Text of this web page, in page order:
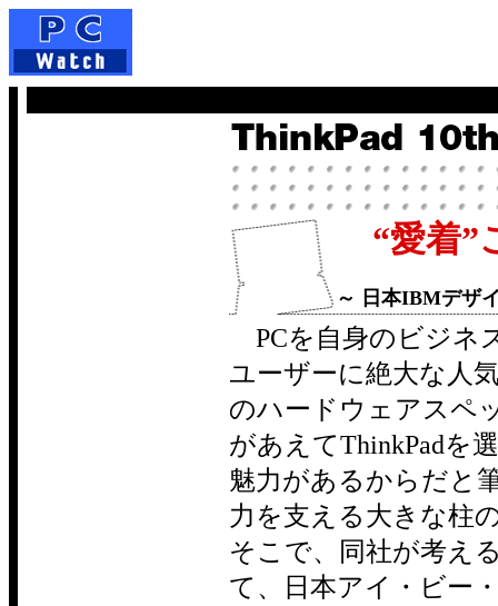
“愛着”
～ 日本IBMデザ
PCを自身のビジネ
ユーザーに絶大な人
のハードウェアスペ
があえてThinkPadを
魅力があるからだと
力を支える大きな柱
そこで、同社が考え
て、日本アイ・ビー